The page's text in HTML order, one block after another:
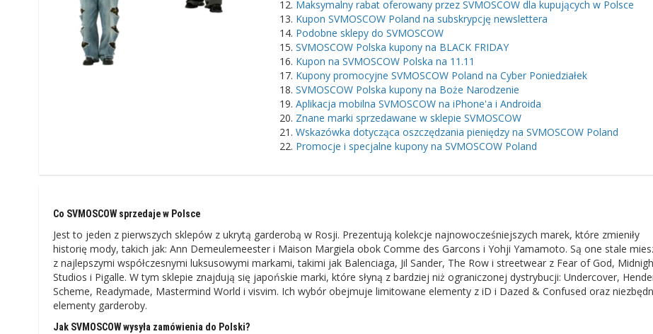
Maksymalny rabat oferowany przez SVMOSCOW dla kupujących w Polsce
Kupon SVMOSCOW Poland na subskrypcję newslettera
Podobne sklepy do SVMOSCOW
SVMOSCOW Polska kupony na BLACK FRIDAY
Kupon na SVMOSCOW Polska na 11.11
Kupony promocyjne SVMOSCOW Poland na Cyber ​​Poniedziałek
SVMOSCOW Polska kupony na Boże Narodzenie
Aplikacja mobilna SVMOSCOW na iPhone'a i Androida
Znane marki sprzedawane w sklepie SVMOSCOW
Wskazówka dotycząca oszczędzania pieniędzy na SVMOSCOW Poland
Promocje i specjalne kupony na SVMOSCOW Poland
Co SVMOSCOW sprzedaje w Polsce
Jest to jeden z pierwszych sklepów z ukrytą garderobą w Rosji. Prezentują kolekcje najnowocześniejszych marek, które zmieniły
historię mody, takich jak: Ann Demeulemeester i Maison Margiela obok Comme des Garcons i Yohji Yamamoto. Są one stale
z najlepszymi współczesnymi luksusowymi markami, takimi jak Balenciaga, Jil Sander, The Row i streetwear z Fear of God,
Studios i Pigalle. W tym sklepie znajdują się japońskie marki, które słyną z bardziej niż ograniczonej dystrybucji: Undercover,
Scheme, Readymade, Mastermind World i visvim. Ich wybór obejmuje limitowane elementy z iD i Dazed & Confused oraz
elementy garderoby.
Jak SVMOSCOW wysyła zamówienia do Polski?